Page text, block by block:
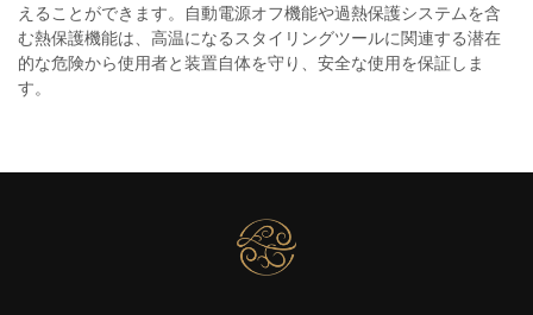
えることができます。自動電源オフ機能や過熱保護システムを含
む熱保護機能は、高温になるスタイリングツールに関連する潜在
的な危険から使用者と装置自体を守り、安全な使用を保証しま
す。